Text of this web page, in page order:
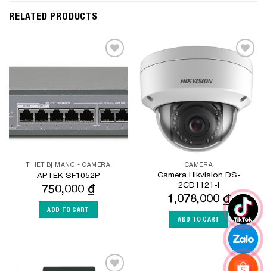
RELATED PRODUCTS
Add to
THIẾT BỊ MẠNG - CAMERA
APTEK SF1052P
750,000 ₫
ADD TO CART
Add to
Wishlist
CAMERA
Camera Hikvision DS-
2CD1121-I
1,078,000 ₫
ADD TO CART